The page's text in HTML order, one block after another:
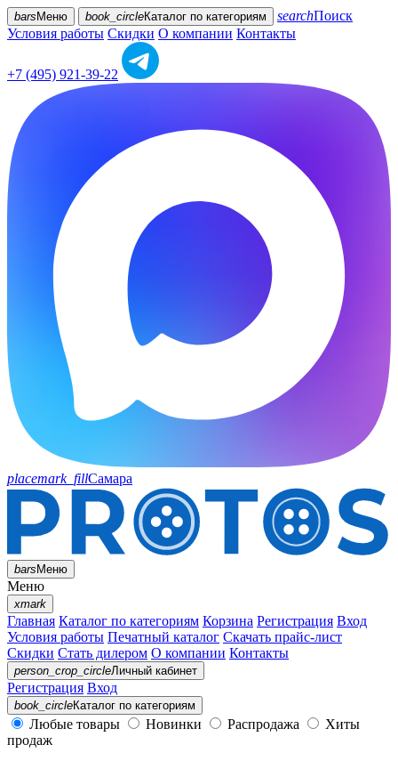
bars Меню book_circleКаталог по категориям searchПоиск
Условия работы Скидки О компании Контакты
+7 (495) 921-39-22
placemark_fillСамара
barsМеню
Меню
xmark
Главная Каталог по категориям Корзина Регистрация Вход
Условия работы Печатный каталог Скачать прайс-лист
Скидки Стать дилером О компании Контакты
person_crop_circleЛичный кабинет
Регистрация Вход
book_circleКаталог по категориям
Любые товары Новинки Распродажа
Хиты
продаж